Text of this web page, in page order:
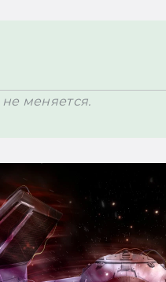
не меняется.